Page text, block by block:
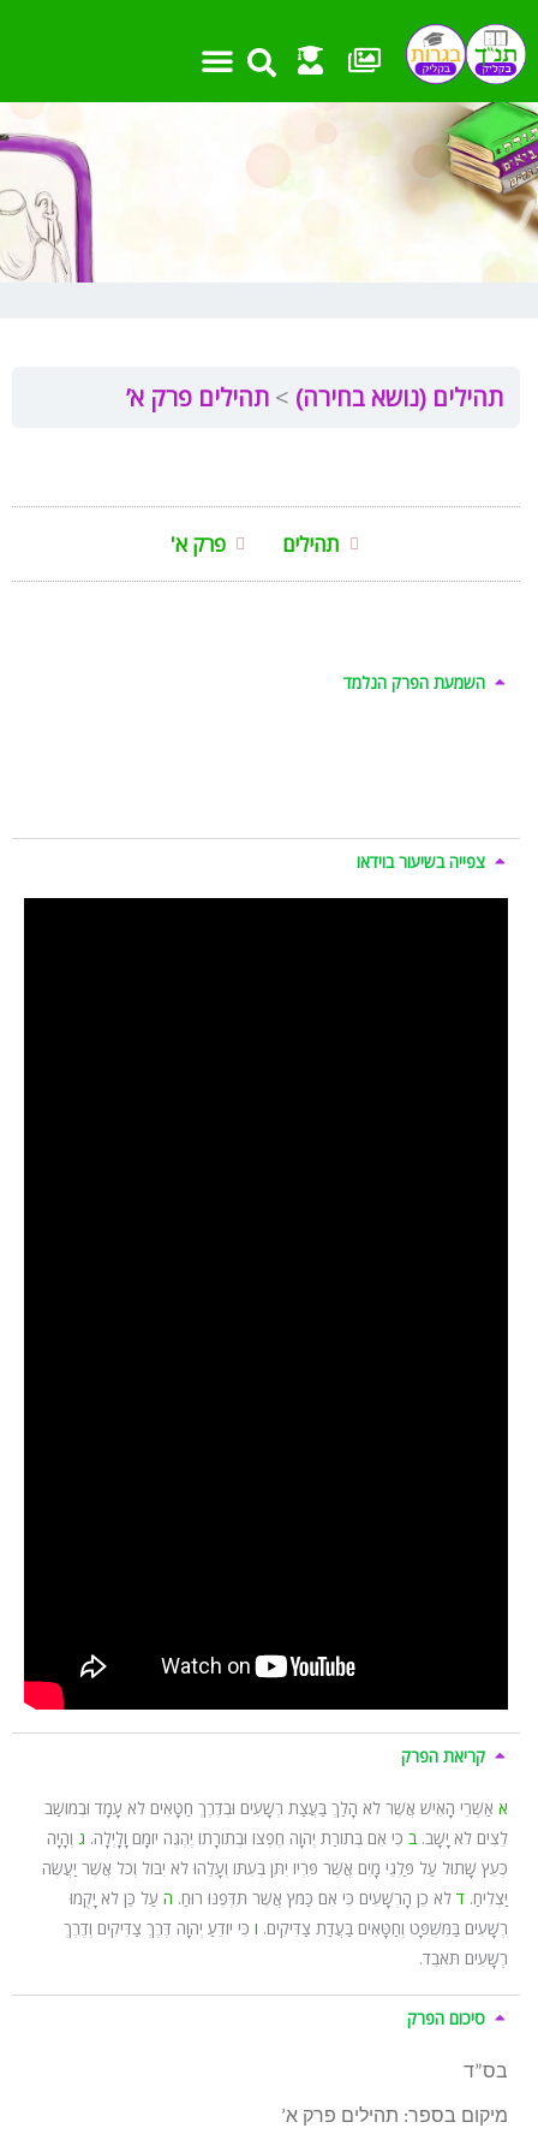
לתוכן
תהילים (נושא בחירה) תהילים פרק א’
תהילים פרק א'
השמעת הפרק הנלמד
צפייה בשיעור בוידאו
קריאת הפרק
א אַשְׁרֵי הָאִישׁ אֲשֶׁר לֹא הָלַךְ בַּעֲצַת רְשָׁעִים וּבְדֶרֶךְ חַטָּאִים לֹא עָמָד וּבְמוֹשַׁב
לֵצִים לֹא יָשָׁב. ב כִּי אִם בְּתוֹרַת יְהוָה חֶפְצוֹ וּבְתוֹרָתוֹ יֶהְגֶּה יוֹמָם וָלָיְלָה. ג וְהָיָה
כְּעֵץ שָׁתוּל עַל פַּלְגֵי מָיִם אֲשֶׁר פִּרְיוֹ יִתֵּן בְּעִתּוֹ וְעָלֵהוּ לֹא יִבּוֹל וְכֹל אֲשֶׁר יַעֲשֶׂה
יַצְלִיחַ. ד לֹא כֵן הָרְשָׁעִים כִּי אִם כַּמֹּץ אֲ‍שֶׁר תִּדְּפֶנּוּ רוּחַ. ה עַל כֵּן לֹא יָקֻמוּ
רְשָׁעִים בַּמִּשְׁפָּט וְחַטָּאִים בַּעֲדַת צַדִּיקִים. ו כִּי יוֹדֵעַ יְהוָה דֶּרֶךְ צַדִּיקִים וְדֶרֶךְ
רְשָׁעִים תֹּאבֵד.
סיכום הפרק
בס”ד
מיקום בספר: תהילים פרק א’